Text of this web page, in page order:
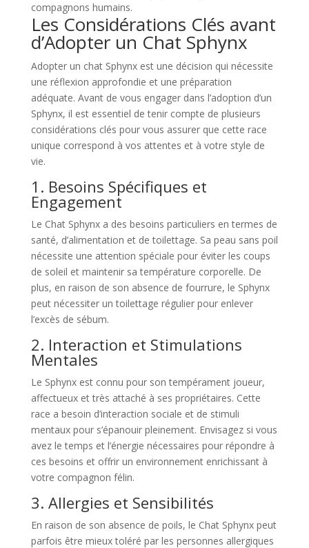
compagnons humains.
Les Considérations Clés avant
d’Adopter un Chat Sphynx
Adopter un chat Sphynx est une décision qui nécessite
une réflexion approfondie et une préparation
adéquate. Avant de vous engager dans l’adoption d’un
Sphynx, il est essentiel de tenir compte de plusieurs
considérations clés pour vous assurer que cette race
unique correspond à vos attentes et à votre style de
vie.
1. Besoins Spécifiques et
Engagement
Le Chat Sphynx a des besoins particuliers en termes de
santé, d’alimentation et de toilettage. Sa peau sans poil
nécessite une attention spéciale pour éviter les coups
de soleil et maintenir sa température corporelle. De
plus, en raison de son absence de fourrure, le Sphynx
peut nécessiter un toilettage régulier pour enlever
l’excès de sébum.
2. Interaction et Stimulations
Mentales
Le Sphynx est connu pour son tempérament joueur,
affectueux et très attaché à ses propriétaires. Cette
race a besoin d’interaction sociale et de stimuli
mentaux pour s’épanouir pleinement. Envisagez si vous
avez le temps et l’énergie nécessaires pour répondre à
ces besoins et offrir un environnement enrichissant à
votre compagnon félin.
3. Allergies et Sensibilités
En raison de son absence de poils, le Chat Sphynx peut
parfois être mieux toléré par les personnes allergiques